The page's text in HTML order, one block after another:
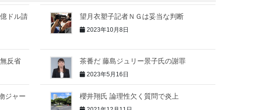
ドル請
望月衣塑子記者ＮＧは妥当な判断
2023年10月8日
反省 茶番だ 藤島ジュリー景子氏の謝罪
2023年5月16日
ジャー
櫻井翔氏 論理性欠く質問で炎上